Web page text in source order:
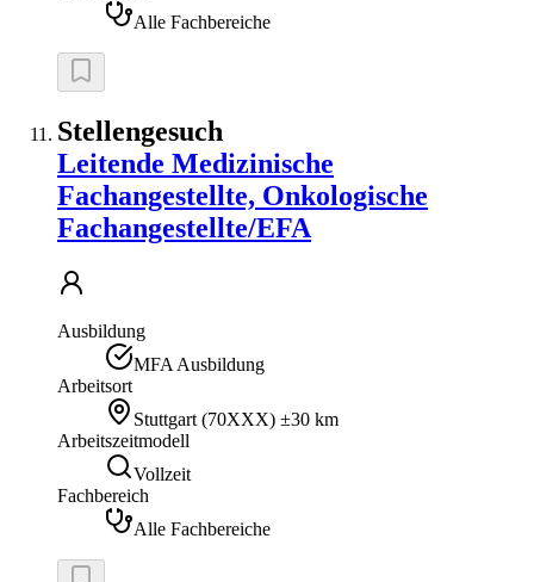
Alle Fachbereiche
Stellengesuch
Leitende Medizinische
Fachangestellte, Onkologische
Fachangestellte/EFA
Ausbildung
MFA Ausbildung
Arbeitsort
Stuttgart (70XXX) ±30 km
Arbeitszeitmodell
Vollzeit
Fachbereich
Alle Fachbereiche